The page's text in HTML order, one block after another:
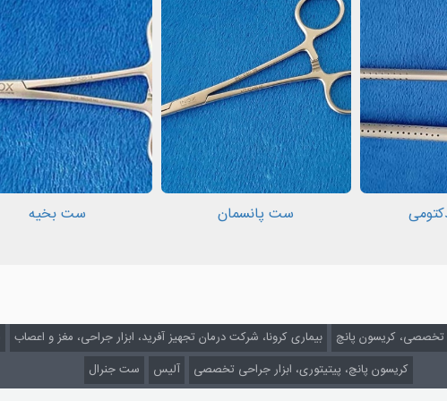
ست پانسمان ست بخیه
تخصصی، کریسون پانچ بیماری کرونا، شرکت درمان تجهیز آفرید، ابزار جراحی، مغز و اعصاب
کریسون پانچ، پیتیتوری، ابزار جراحی تخصصی
آلیس ست جنرال